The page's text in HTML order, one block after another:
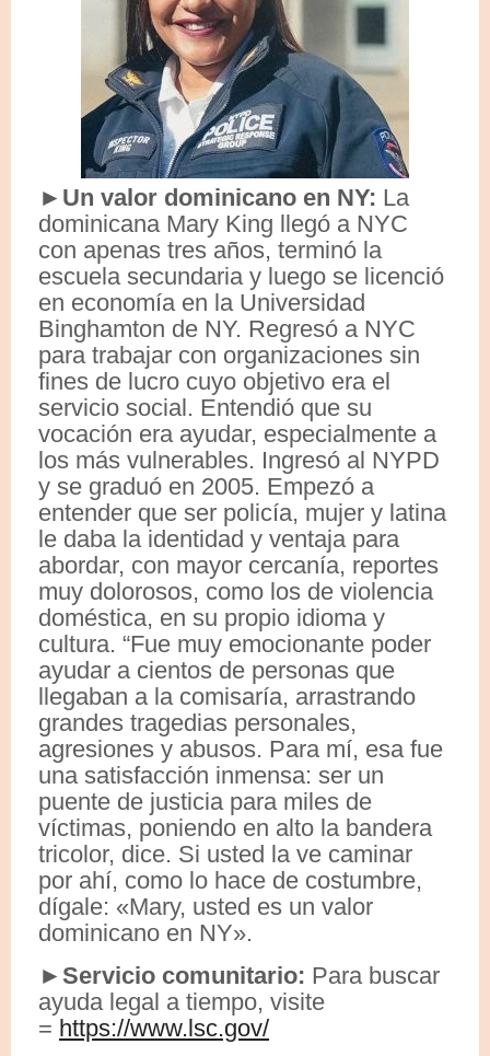
►Un valor dominicano en NY: La
dominicana Mary King llegó a NYC
con apenas tres años, terminó la
escuela secundaria y luego se licenció
en economía en la Universidad
Binghamton de NY. Regresó a NYC
para trabajar con organizaciones sin
fines de lucro cuyo objetivo era el
servicio social. Entendió que su
vocación era ayudar, especialmente a
los más vulnerables. Ingresó al NYPD
y se graduó en 2005. Empezó a
entender que ser policía, mujer y latina
le daba la identidad y ventaja para
abordar, con mayor cercanía, reportes
muy dolorosos, como los de violencia
doméstica, en su propio idioma y
cultura. “Fue muy emocionante poder
ayudar a cientos de personas que
llegaban a la comisaría, arrastrando
grandes tragedias personales,
agresiones y abusos. Para mí, esa fue
una satisfacción inmensa: ser un
puente de justicia para miles de
víctimas, poniendo en alto la bandera
tricolor, dice. Si usted la ve caminar
por ahí, como lo hace de costumbre,
dígale: «Mary, usted es un valor
dominicano en NY».
►Servicio comunitario: Para buscar
ayuda legal a tiempo, visite
= https://www.lsc.gov/